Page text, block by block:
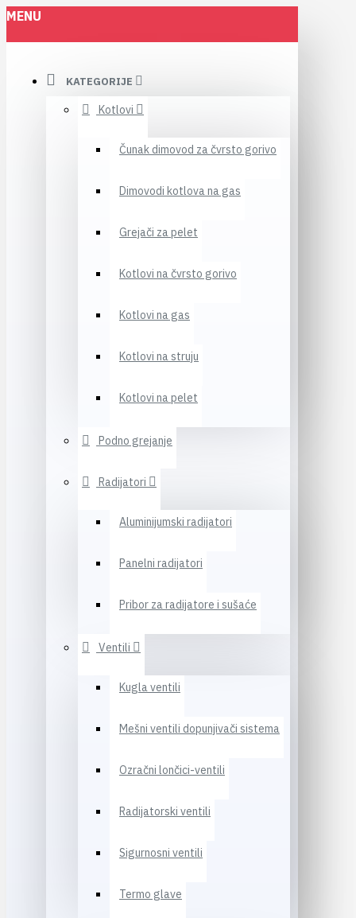
MENU
KATEGORIJE
Kotlovi
Čunak dimovod za čvrsto gorivo
Dimovodi kotlova na gas
Grejači za pelet
Kotlovi na čvrsto gorivo
Kotlovi na gas
Kotlovi na struju
Kotlovi na pelet
Podno grejanje
Radijatori
Aluminijumski radijatori
Panelni radijatori
Pribor za radijatore i sušaće
Ventili
Kugla ventili
Mešni ventili dopunjivači sistema
Ozračni lončici-ventili
Radijatorski ventili
Sigurnosni ventili
Termo glave